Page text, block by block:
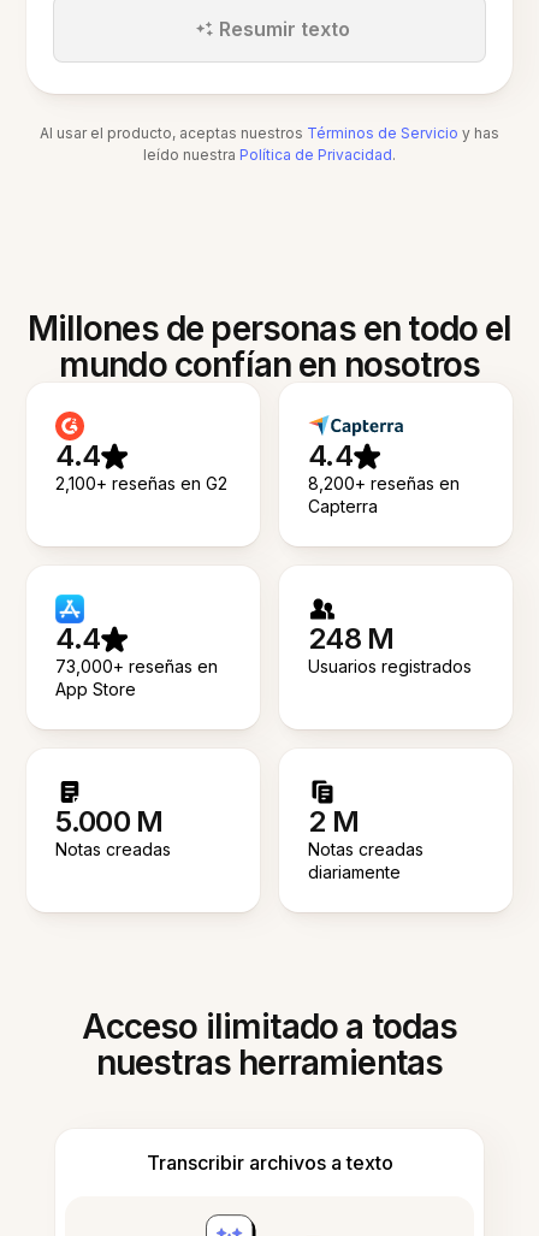
Resumir texto
Al usar el producto, aceptas nuestros Términos de Servicio y has
leído nuestra Política de Privacidad.
Millones de personas en todo el
mundo confían en nosotros
4.4
2,100+ reseñas en G2
4.4
8,200+ reseñas en
Capterra
4.4
73,000+ reseñas en
App Store
248 M
Usuarios registrados
5.000 M
Notas creadas
2 M
Notas creadas
diariamente
Acceso ilimitado a todas
nuestras herramientas
Transcribir archivos a texto